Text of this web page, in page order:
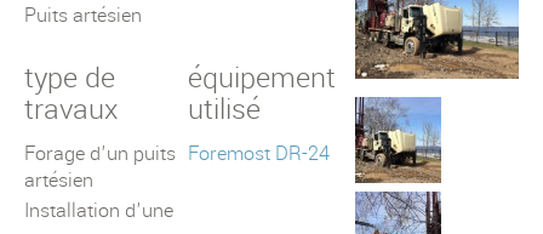
Puits artésien
type de
travaux
Forage d'un puits
artésien
Installation d'une
équipement
utilisé
Foremost DR-24